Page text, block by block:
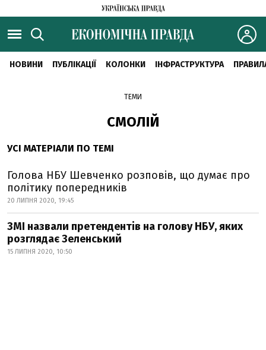
НОВИНИ ПУБЛІКАЦІЇ КОЛОНКИ ІНФРАСТРУКТУРА
ТЕМИ
СМОЛІЙ
УСІ МАТЕРІАЛИ ПО ТЕМІ
Голова НБУ Шевченко розповів, що думає про
політику попередників
20 ЛИПНЯ 2020, 19:45
ЗМІ назвали претендентів на голову НБУ, яких
розглядає Зеленський
15 ЛИПНЯ 2020, 10:50